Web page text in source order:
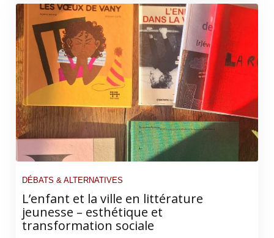
DÉBATS & ALTERNATIVES
L’enfant et la ville en littérature
jeunesse – esthétique et
transformation sociale